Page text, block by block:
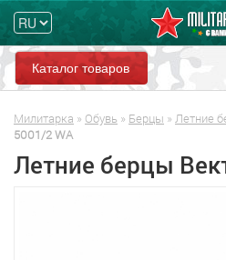
Каталог товаров
Милитарка » Обувь » Берцы » Летние
5001/2 WA
Летние берцы